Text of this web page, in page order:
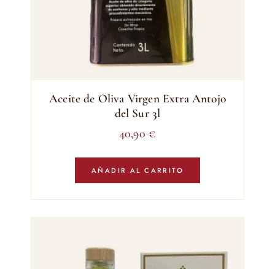
Aceite de Oliva Virgen Extra Antojo
del Sur 3l
40,90 €
AÑADIR AL CARRITO